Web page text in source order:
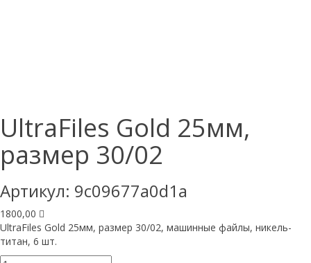
UltraFiles Gold 25мм,
размер 30/02
Артикул: 9c09677a0d1a
1800,00
UltraFiles Gold 25мм, размер 30/02, машинные файлы, никель-
титан, 6 шт.